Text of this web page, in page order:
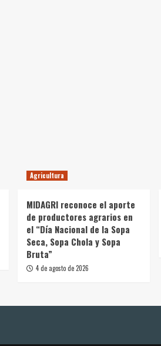
Agricultura
MIDAGRI reconoce el aporte
de productores agrarios en
el “Día Nacional de la Sopa
Seca, Sopa Chola y Sopa
Bruta”
4 de agosto de 2026